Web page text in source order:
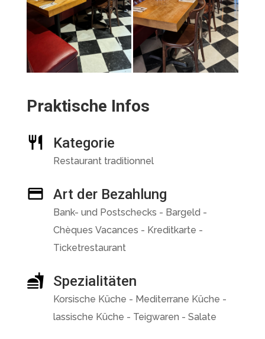
Praktische Infos
Kategorie
Restaurant traditionnel
Art der Bezahlung
Bank- und Postschecks - Bargeld -
Chèques Vacances - Kreditkarte -
Ticketrestaurant
Spezialitäten
Korsische Küche - Mediterrane Küche -
lassische Küche - Teigwaren - Salate